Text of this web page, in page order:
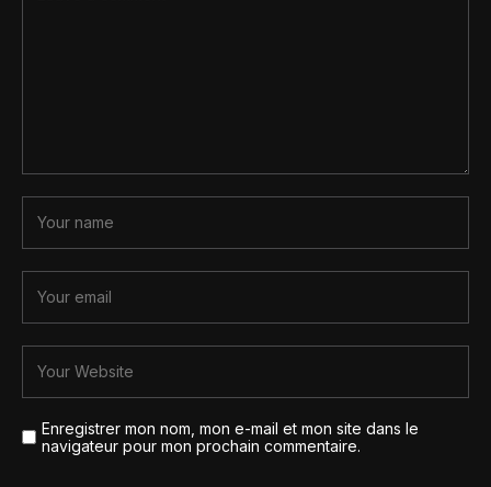
Enregistrer mon nom, mon e-mail et mon site dans le
navigateur pour mon prochain commentaire.